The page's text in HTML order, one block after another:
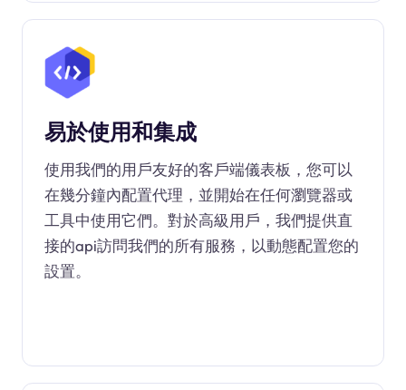
易於使用和集成
使用我們的用戶友好的客戶端儀表板，您可以
在幾分鐘內配置代理，並開始在任何瀏覽器或
工具中使用它們。對於高級用戶，我們提供直
接的api訪問我們的所有服務，以動態配置您的
設置。